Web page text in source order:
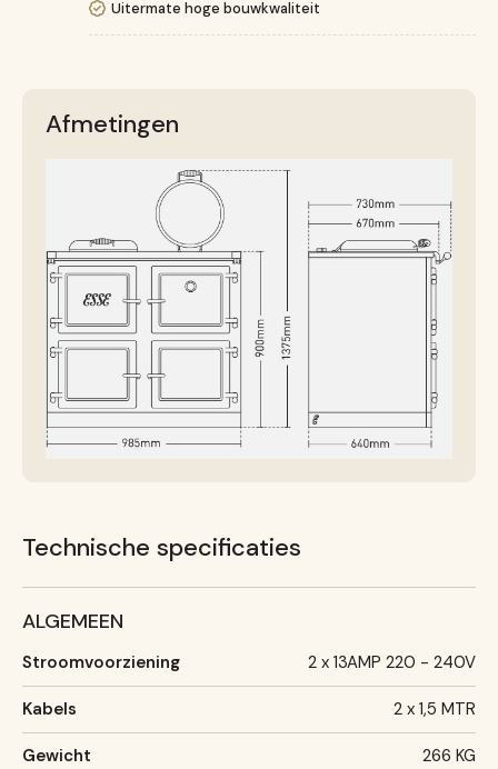
Uitermate hoge bouwkwaliteit
Afmetingen
Technische specificaties
ALGEMEEN
Stroomvoorziening 2 x 13AMP 220 - 240V
Kabels 2 x 1,5 MTR
Gewicht 266 KG